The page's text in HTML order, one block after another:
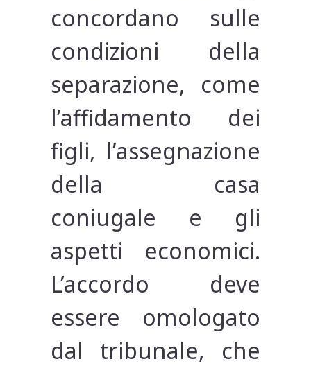
concordano sulle
condizioni della
separazione, come
l’affidamento dei
figli, l’assegnazione
della casa
coniugale e gli
aspetti economici.
L’accordo deve
essere omologato
dal tribunale, che